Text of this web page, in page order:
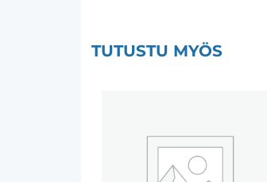
TUTUSTU MYÖS